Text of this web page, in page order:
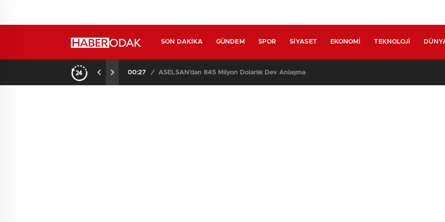
SON DAKIKA GÜNDEM SPOR SIYASET EKONOMI TEKNOLOJI
00:27 / ASELSAN’dan 845 Milyon Dolarlık Dev Anlaşma